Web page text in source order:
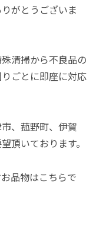
がとうございま
清掃から不良品の
ごとに即座に対応
、菰野町、伊賀
頂いております。
品物はこちらで